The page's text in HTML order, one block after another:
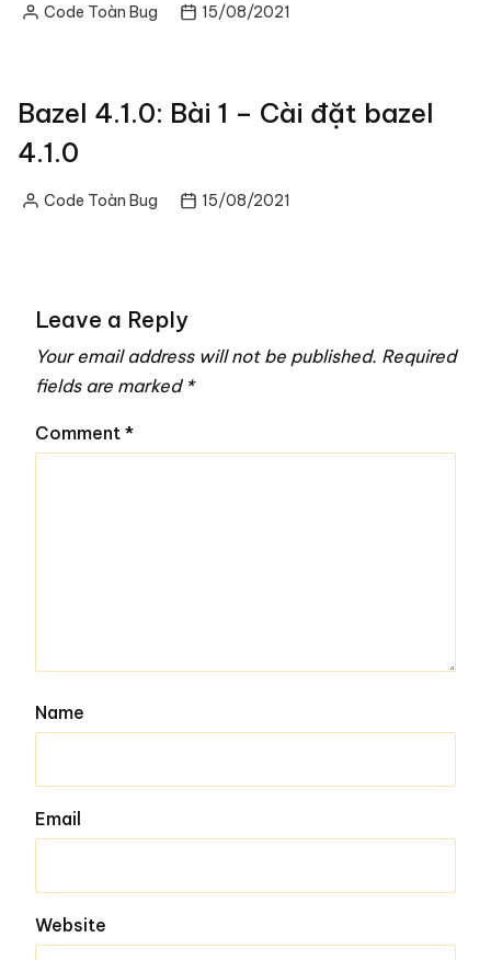
PostedCode Toàn Bug 15/08/2021
Bazel 4.1.0: Bài 1 – Cài đặt bazel
4.1.0
PostedCode Toàn Bug 15/08/2021
Leave a Reply
Your email address will not be published. Required
fields are marked *
Comment *
Name
Email
Website